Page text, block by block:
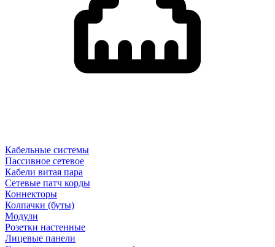
Кабельные системы
Пассивное сетевое
Кабели витая пара
Сетевые патч корды
Коннекторы
Колпачки (буты)
Модули
Розетки настенные
Лицевые панели